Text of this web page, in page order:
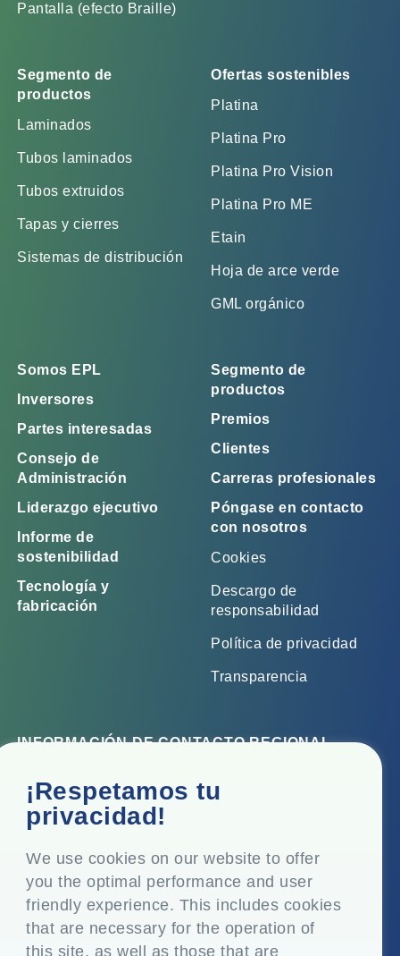
¡Respetamos tu
privacidad!
We use cookies on our website to offer
you the optimal performance and user
friendly experience. This includes cookies
that are necessary for the operation of
this site, as well as those that are
Pantalla (efecto Braille)
Segmento de
productos
Laminados
Tubos laminados
Tubos extruidos
Tapas y cierres
Sistemas de distribución
Ofertas sostenibles
Platina
Platina Pro
Platina Pro Vision
Platina Pro ME
Etain
Hoja de arce verde
GML orgánico
Somos EPL
Inversores
Partes interesadas
Consejo de
Administración
Liderazgo ejecutivo
Informe de
sostenibilidad
Tecnología y
fabricación
Segmento de
productos
Premios
Clientes
Carreras profesionales
Póngase en contacto
con nosotros
Cookies
Descargo de
responsabilidad
Política de privacidad
Transparencia
INFORMACIÓN DE CONTACTO REGIONAL
Oficina corporativa
Top Floor, Times Tower, Kamala City, Senapati Bapat
Marg, Lower Parel, Mumbai - 400 013, Maharashtra,
Domicilio social
P.O. Vasind, Taluka Shahapur, Dist. Thane - 421 604,
Maharashtra India